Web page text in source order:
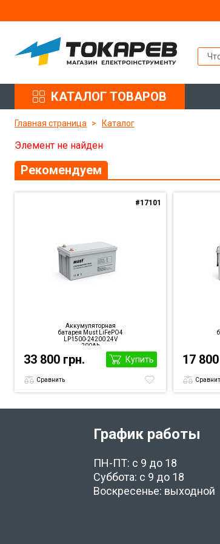
КАТАЛОГ ТОВАРОВ
Главная страница Каталог
Элемент не найден
Рекомендуем
#17101
Аккумуляторная
батарея Must LiFePO4
LP1500-24200 24V
200Ah
33 800 грн. Купить
Сравнить
17
График работы
ПН-ПТ: с 9 до 18
Суббота: с 9 до 18
Воскресенье: выходной